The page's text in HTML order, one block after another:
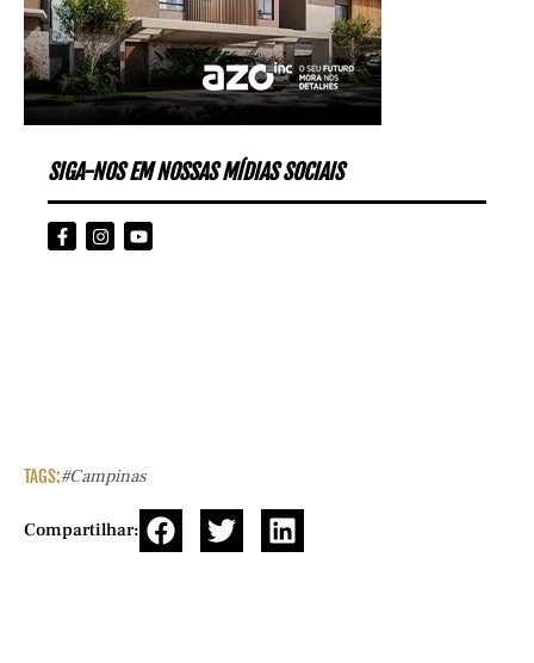
SIGA-NOS EM NOSSAS MÍDIAS SOCIAIS
TAGS:#campinas
Compartilhar: